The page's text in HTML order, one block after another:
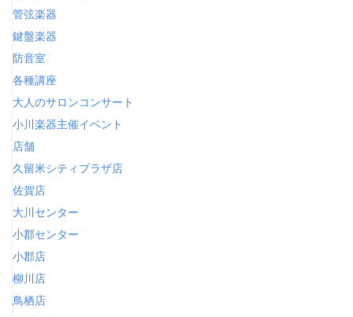
管弦楽器
鍵盤楽器
防音室
各種講座
大人のサロンコンサート
小川楽器主催イベント
店舗
久留米シティプラザ店
佐賀店
大川センター
小郡センター
小郡店
柳川店
鳥栖店